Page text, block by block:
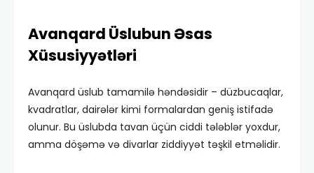
Avanqard Üslubun Əsas
Xüsusiyyətləri
Avanqard üslub tamamilə həndəsidir – düzbucaqlar,
kvadratlar, dairələr kimi formalardan geniş istifadə
olunur. Bu üslubda tavan üçün ciddi tələblər yoxdur,
amma döşəmə və divarlar ziddiyyət təşkil etməlidir.